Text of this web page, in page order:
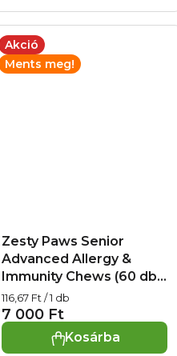
allergiák esetén
Akció
Ments meg!
Zesty Paws Senior
Advanced Allergy &
Immunity Chews (60 db)
– funkcionális eledel
idősebb kutyák számára
az immunrendszer
támogatására és
7 000 Ft
Egységár:
116,67 Ft / 1 db
Kosárba